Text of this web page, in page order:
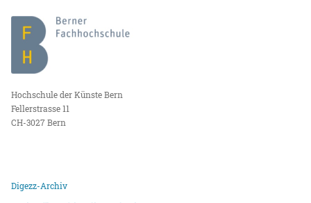
Hochschule der Künste Bern
Fellerstrasse 11
CH-3027 Bern
Digezz-Archiv